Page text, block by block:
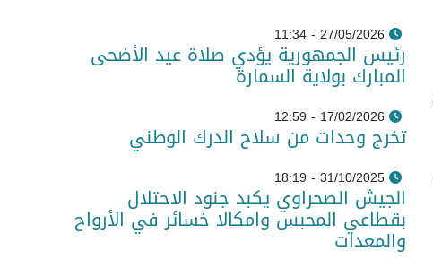
27/05/2026 - 11:34
رئيس الجمهورية يؤدي صلاة عيد الأضحى
المبارك بولاية السمارة
17/02/2026 - 12:59
تخرج وحدات من سلاح الدرك الوطني
31/10/2025 - 18:19
الجيش الصحراوي يكبد جنود الاحتلال
بقطاعي المحبس وامكالا خسائر في الأرواح
والمعدات